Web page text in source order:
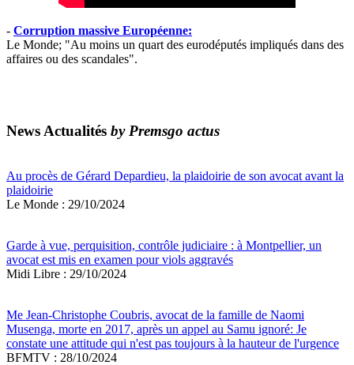
- Corruption massive Européenne:
Le Monde; "Au moins un quart des eurodéputés impliqués dans des
affaires ou des scandales".
News Actualités by Premsgo actus
Au procès de Gérard Depardieu, la plaidoirie de son avocat avant la
plaidoirie
Le Monde : 29/10/2024
Garde à vue, perquisition, contrôle judiciaire : à Montpellier, un
avocat est mis en examen pour viols aggravés
Midi Libre : 29/10/2024
Me Jean-Christophe Coubris, avocat de la famille de Naomi
Musenga, morte en 2017, après un appel au Samu ignoré: Je
constate une attitude qui n'est pas toujours à la hauteur de l'urgence
BFMTV : 28/10/2024